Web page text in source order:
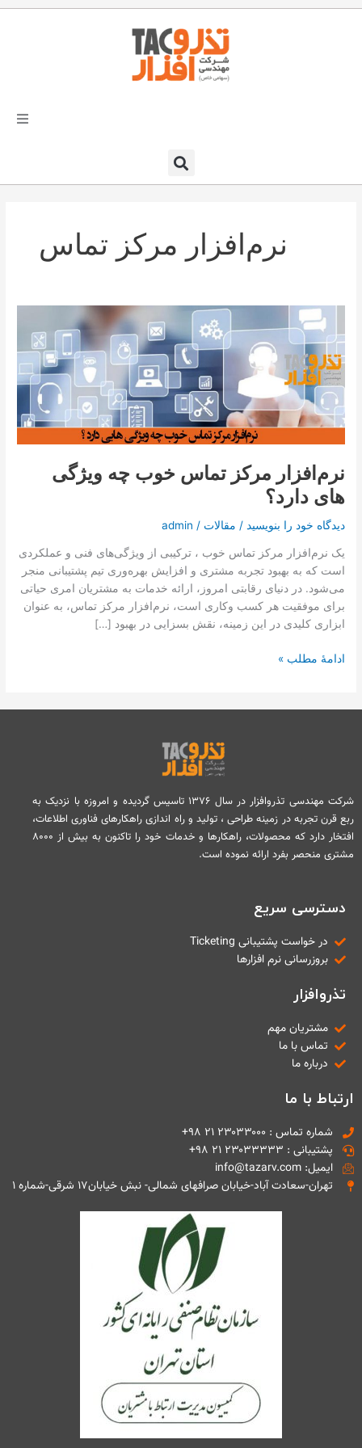
رفتن
راهکارهای تذروافزار در صنایع
دعوت به همکاری
تماس با ما
درخواست دمو
نرم‌افزار مرکز تماس
نرم‌افزار مرکز تماس خوب چه ویژگی
های دارد؟
دیدگاه‌ خود را بنویسید / مقالات /
admin
یک نرم‌افزار مرکز تماس خوب ، ترکیبی از ویژگی‌های فنی و عملکردی
است که به بهبود تجربه مشتری و افزایش بهره‌وری تیم پشتیبانی منجر
می‌شود. در دنیای رقابتی امروز، ارائه خدمات به مشتریان امری حیاتی
برای موفقیت هر کسب ‌وکاری است، نرم‌افزار مرکز تماس، به عنوان
ابزاری کلیدی در این زمینه، نقش بسزایی در بهبود […]
نرم‌افزار
مرکز
خوب
چه
ویژگی
های
ادامۀ مطلب »
شرکت مهندسی تذروافزار در سال ۱۳۷۶ تاسیس گردیده و امروزه با نزدیک به
ربع قرن تجربه در زمینه طراحی ، تولید و راه اندازی راهکارهای فناوری اطلاعات،
افتخار دارد که محصولات، راهکارها و خدمات خود را تاکنون به بیش از ۸۰۰۰
مشتری منحصر بفرد ارائه نموده است.
دسترسی سریع
در خواست پشتیبانی Ticketing
بروزرسانی نرم افزارها
تذروافزار
مشتریان مهم
تماس با ما
درباره ما
ارتباط با ما
شماره تماس : ۲۳۰۳۳۰۰۰ ۲۱ ۹۸+
پشتیبانی : ۲۳۰۳۳۳۳۳ ۲۱ ۹۸+
ایمیل: info@tazarv.com
تهران-سعادت آباد-خیابان صرافهای شمالی- نبش خیابان۱۷ شرقی-شماره ۱